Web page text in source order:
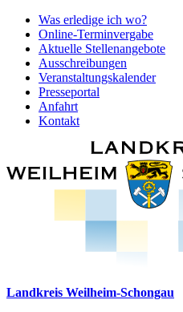
Was erledige ich wo?
Online-Terminvergabe
Aktuelle Stellenangebote
Ausschreibungen
Veranstaltungskalender
Presseportal
Anfahrt
Kontakt
Landkreis Weilheim-Schongau